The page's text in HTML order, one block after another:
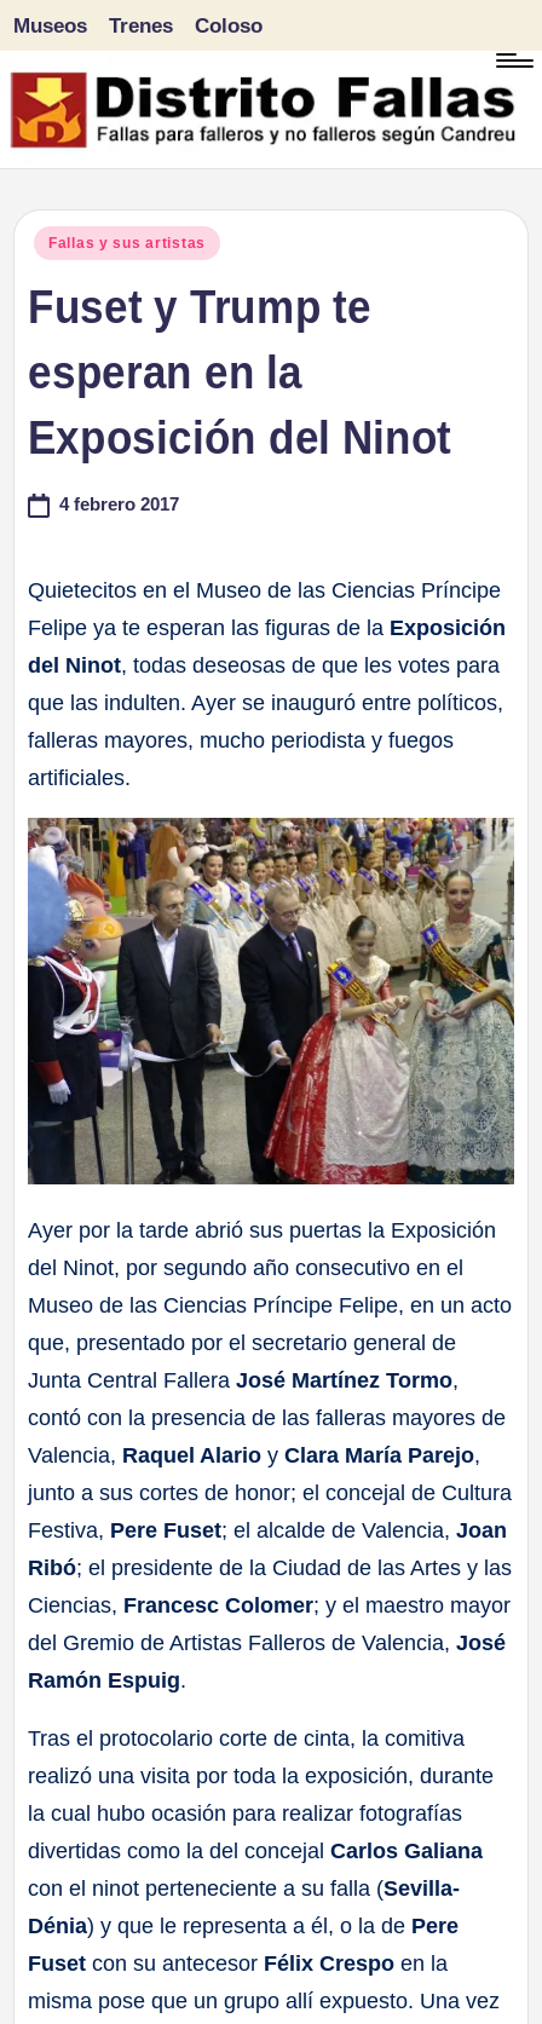
Saltar
al
Museos Trenes Coloso
Publicado
Fallas y sus artistas
Fuset y Trump te
esperan en la
Exposición del Ninot
4 febrero 2017
Quietecitos en el Museo de las Ciencias Príncipe
Felipe ya te esperan las figuras de la Exposición
del Ninot, todas deseosas de que les votes para
que las indulten. Ayer se inauguró entre políticos,
falleras mayores, mucho periodista y fuegos
artificiales.
Ayer por la tarde abrió sus puertas la Exposición
del Ninot, por segundo año consecutivo en el
Museo de las Ciencias Príncipe Felipe, en un acto
que, presentado por el secretario general de
Junta Central FalleraJosé Martínez Tormo,
contó con la presencia de las falleras mayores de
Valencia, Raquel Alario yClara María Parejo,
junto a sus cortes de honor; el concejal de Cultura
Festiva, Pere Fuset; el alcalde de Valencia,Joan
Ribó; el presidente de la Ciudad de las Artes y las
Ciencias, Francesc Colomer; y el maestro mayor
del Gremio de Artistas Falleros de Valencia,José
Ramón Espuig.
Tras el protocolario corte de cinta, la comitiva
realizó una visita por toda la exposición, durante
la cual hubo ocasión para realizar fotografías
divertidas como la del concejalCarlos Galiana
con el ninot perteneciente a su falla (Sevilla-
Dénia) y que le representa a él, o la de Pere
Fuset con su antecesor Félix Crespo en la
misma pose que un grupo allí expuesto. Una vez